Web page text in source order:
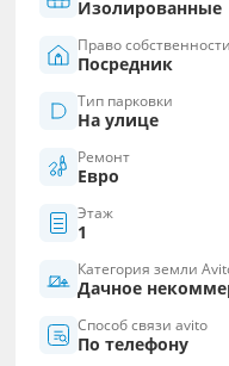
Изолированные
Право собственности
Посредник
Тип парковки
На улице
Ремонт
Евро
Этаж
1
Категория земли
Дачное
Способ связи avito
По телефону